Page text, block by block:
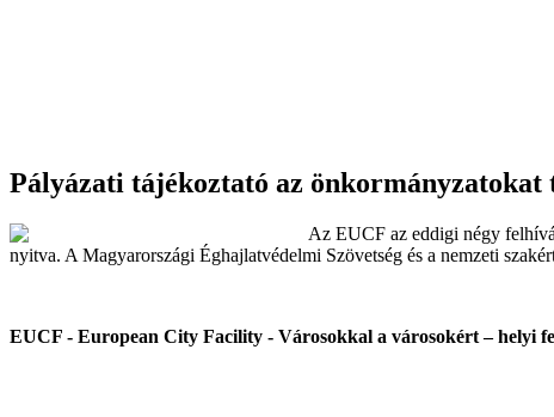
Pályázati tájékoztató az önkormányzatokat
Az EUCF az eddigi négy
nyitva. A Magyarországi Éghajlatvédelmi Szövetség és a nemzeti
EUCF - European City Facility - Városokkal a városokért – helyi